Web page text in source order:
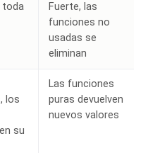
toda
Fuerte, las
funciones no
usadas se
eliminan
los
su
Las funciones
puras devuelven
nuevos valores